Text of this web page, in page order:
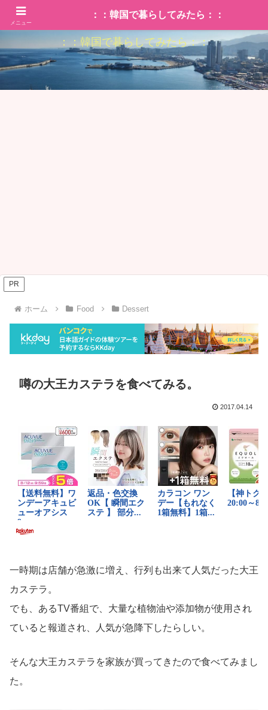
：：韓国で暮らしてみたら：：
PR
ホーム Food Dessert
噂の大王カステラを食べてみる。
2017.04.14
一時期は店舗が急激に増え、行列も出来て人気だった大王
カステラ。
でも、あるTV番組で、大量な植物油や添加物が使用され
ていると報道され、人気が急降下したらしい。
そんな大王カステラを家族が買ってきたので食べてみまし
た。
メニュー
：：韓国で暮らしてみたら：：